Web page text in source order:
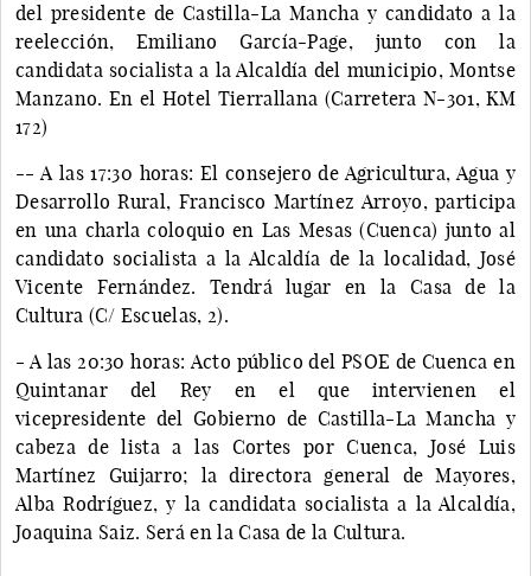
del presidente de Castilla-La Mancha y candidato a la
reelección, Emiliano García-Page, junto con la
candidata socialista a la Alcaldía del municipio, Montse
Manzano. En el Hotel Tierrallana (Carretera N-301, KM
172)
-- A las 17:30 horas: El consejero de Agricultura, Agua y
Desarrollo Rural, Francisco Martínez Arroyo, participa
en una charla coloquio en Las Mesas (Cuenca) junto al
candidato socialista a la Alcaldía de la localidad, José
Vicente Fernández. Tendrá lugar en la Casa de la
Cultura (C/ Escuelas, 2).
- A las 20:30 horas: Acto público del PSOE de Cuenca en
Quintanar del Rey en el que intervienen el
vicepresidente del Gobierno de Castilla-La Mancha y
cabeza de lista a las Cortes por Cuenca, José Luis
Martínez Guijarro; la directora general de Mayores,
Alba Rodríguez, y la candidata socialista a la Alcaldía,
Joaquina Saiz. Será en la Casa de la Cultura.